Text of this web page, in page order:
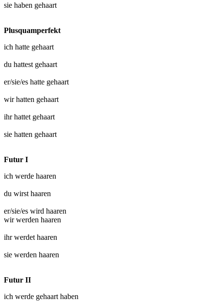
sie haben gehaart
Plusquamperfekt
ich hatte gehaart
du hattest gehaart
er/sie/es hatte gehaart
wir hatten gehaart
ihr hattet gehaart
sie hatten gehaart
Futur I
ich werde haaren
du wirst haaren
er/sie/es wird haaren
wir werden haaren
ihr werdet haaren
sie werden haaren
Futur II
ich werde gehaart haben